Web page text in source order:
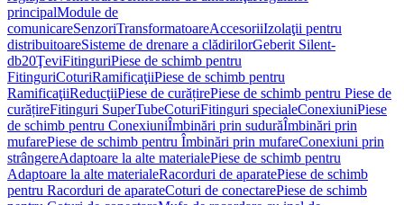
principalModule de
comunicareSenzoriTransformatoareAccesoriiIzolaţii pentru
distribuitoareSisteme de drenare a clădirilorGeberit Silent-
db20ŢeviFitinguriPiese de schimb pentru
FitinguriCoturiRamificaţiiPiese de schimb pentru
RamificaţiiReducţiiPiese de curățirePiese de schimb pentru Piese de
curățireFitinguri SuperTubeCoturiFitinguri specialeConexiuniPiese
de schimb pentru ConexiuniÎmbinări prin sudurăÎmbinări prin
mufarePiese de schimb pentru Îmbinări prin mufareConexiuni prin
strângereAdaptoare la alte materialePiese de schimb pentru
Adaptoare la alte materialeRacorduri de aparatePiese de schimb
pentru Racorduri de aparateCoturi de conectarePiese de schimb